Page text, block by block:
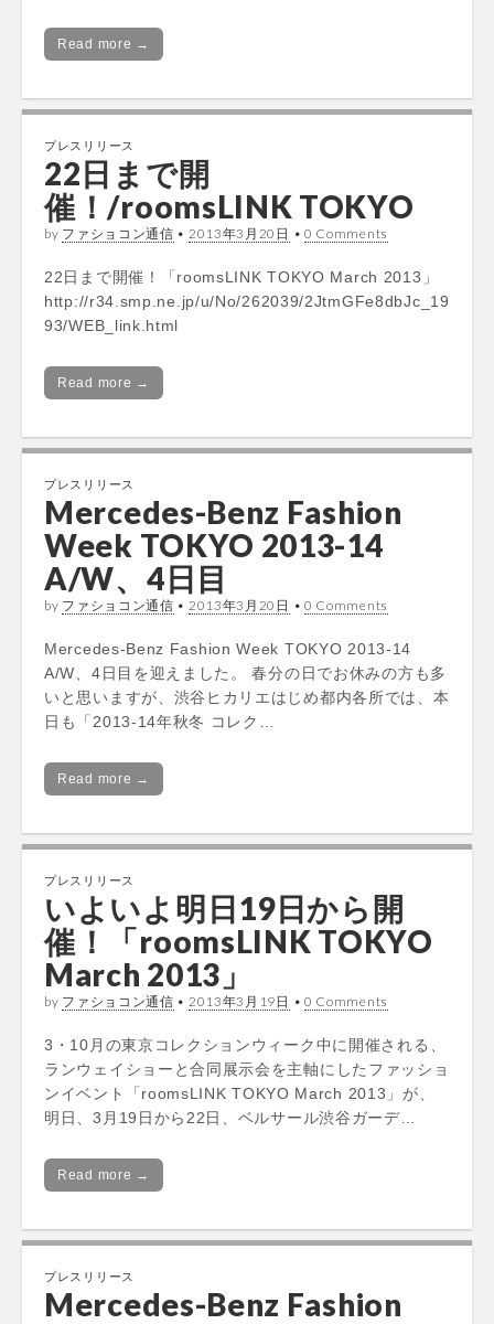
Read more →
プレスリリース
22日まで開
催！/roomsLINK TOKYO
by ファショコン通信 • 2013年3月20日 • 0 Comments
22日まで開催！「roomsLINK TOKYO March 2013」
http://r34.smp.ne.jp/u/No/262039/2JtmGFe8dbJc_19
93/WEB_link.html
Read more →
プレスリリース
Mercedes-Benz Fashion
Week TOKYO 2013-14
A/W、4日目
by ファショコン通信 • 2013年3月20日 • 0 Comments
Mercedes-Benz Fashion Week TOKYO 2013-14
A/W、4日目を迎えました。 春分の日でお休みの方も多
いと思いますが、渋谷ヒカリエはじめ都内各所では、本
日も「2013-14年秋冬 コレク…
Read more →
プレスリリース
いよいよ明日19日から開
催！「roomsLINK TOKYO
March 2013」
by ファショコン通信 • 2013年3月19日 • 0 Comments
3・10月の東京コレクションウィーク中に開催される、
ランウェイショーと合同展示会を主軸にしたファッショ
ンイベント「roomsLINK TOKYO March 2013」が、
明日、3月19日から22日、ベルサール渋谷ガーデ…
Read more →
プレスリリース
Mercedes-Benz Fashion